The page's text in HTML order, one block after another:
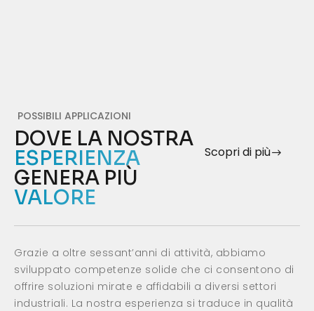
POSSIBILI APPLICAZIONI
DOVE LA NOSTRA
ESPERIENZA
GENERA PIÙ
VALORE
Scopri di più
Grazie a oltre sessant’anni di attività, abbiamo
sviluppato competenze solide che ci consentono di
offrire soluzioni mirate e affidabili a diversi settori
industriali. La nostra esperienza si traduce in qualità